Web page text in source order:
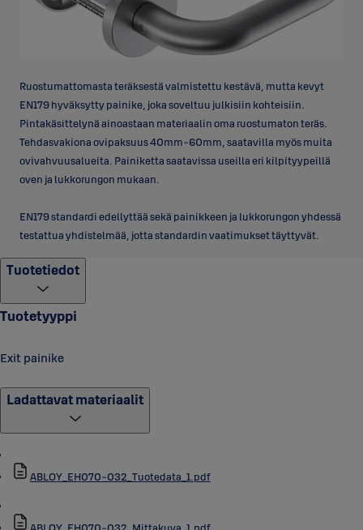
Ruostumattomasta teräksestä valmistettu kestävä, mutta kevyt
EN179 hyväksytty painike, joka soveltuu julkisiin kohteisiin.
Pintakäsittelynä ainoastaan materiaalin oma ruostumaton teräs.
Tehdasvakiona ovipaksuus 40mm-60mm, saatavilla myös muita
ovivahvuusalueita. Painiketta saatavissa useilla eri kilpityypeillä
oven ja lukkorungon mukaan.
EN179 standardi edellyttää sekä painikkeen ja lukkorungon yhdessä
testattua yhdistelmää, jotta standardin vaatimukset täyttyvät.
Tuotetiedot
Tuotetyyppi
Exit painike
Ladattavat materiaalit
ABLOY_EH070-032_Tuotedata_1.pdf
ABLOY_EH070-032_Mittakuva_1.pdf